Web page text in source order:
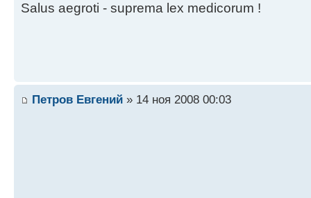
Salus aegroti - suprema lex medicorum !
Петров Евгений » 14 ноя 2008 00:03